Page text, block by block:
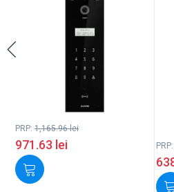
PRP: 1,165.96lei
971.63 lei PRP: